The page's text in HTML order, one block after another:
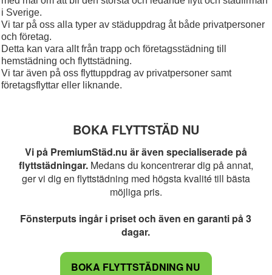
i Sverige.
Vi tar på oss alla typer av städuppdrag åt både privatpersoner
och företag.
Detta kan vara allt från trapp och företagsstädning till
hemstädning och flyttstädning.
Vi tar även på oss flyttuppdrag av privatpersoner samt
företagsflyttar eller liknande.
BOKA FLYTTSTÄD NU
Vi på PremiumStäd.nu är även specialiserade på
flyttstädningar. Medans du koncentrerar dig på annat,
ger vi dig en flyttstädning med högsta kvalité till bästa
möjliga pris.
Fönsterputs ingår i priset och även en garanti på 3
dagar.
BOKA FLYTTSTÄDNING NU